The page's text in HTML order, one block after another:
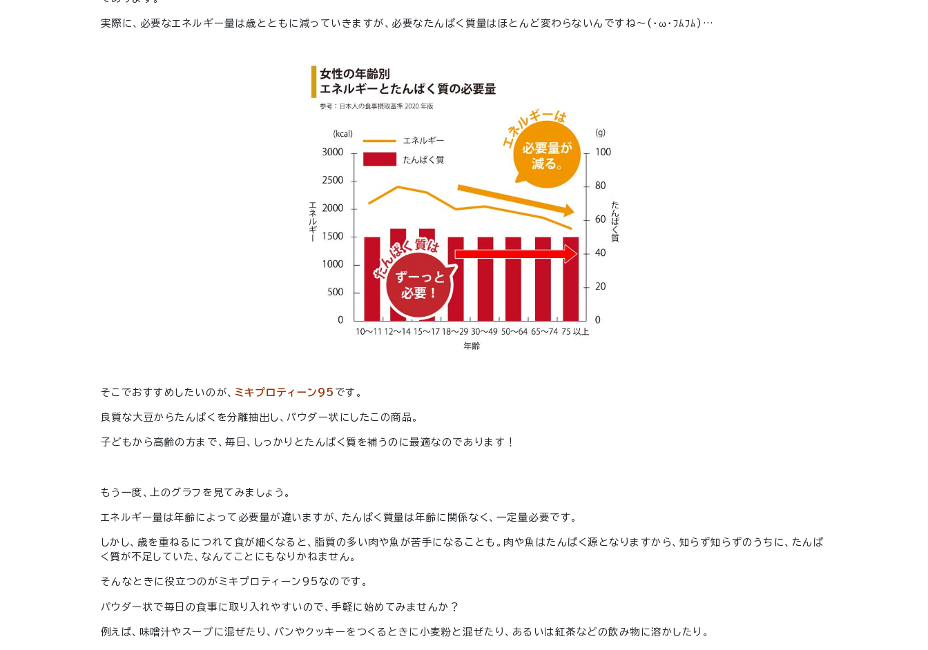
実際に、必要なエネルギー量は歳とともに減っていきますが、必要なたんぱく質量はほとんど変わらないんですね〜 (・ω・ﾌﾑﾌﾑ)…
そこでおすすめしたいのが、 ミキプロティーン95 です。
良質な大豆からたんぱくを分離抽出し、パウダー状にしたこの商品。
子どもから高齢の方まで、毎日、しっかりとたんぱく質を補うのに最適なのであります！
もう一度、上のグラフを見てみましょう。
エネルギー量は年齢によって必要量が違いますが、たんぱく質量は年齢に関係なく、一定量必要です。
しかし、歳を重ねるにつれて食が細くなると、脂質の多い肉や魚が苦手になることも。肉や魚はたんぱく源となりますから、知らず知らずのうちに、たんぱ
く質が不足していた、なんてことにもなりかねません。
そんなときに役立つのがミキプロティーン95なのです。
パウダー状で毎日の食事に取り入れやすいので、手軽に始めてみませんか？
例えば、味噌汁やスープに混ぜたり、パンやクッキーをつくるときに小麦粉と混ぜたり、あるいは紅茶などの飲み物に溶かしたり。